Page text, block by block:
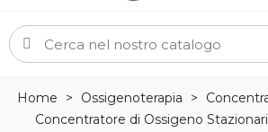
Home > Ossigenoterapia >
Concentratore di Ossigeno